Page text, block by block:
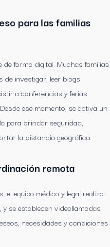
para las familias
forma digital. Muchas familias
de investigar, leer blogs
a conferencias y ferias
ese momento, se activa un
para brindar seguridad,
la distancia geográfica.
remota
el equipo médico y legal realiza
se establecen videollamadas
necesidades y condiciones